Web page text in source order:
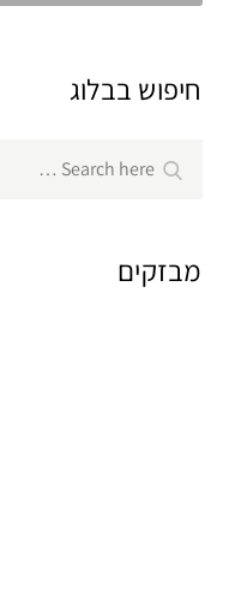
חיפוש בבלוג
for:
Search
מבזקים